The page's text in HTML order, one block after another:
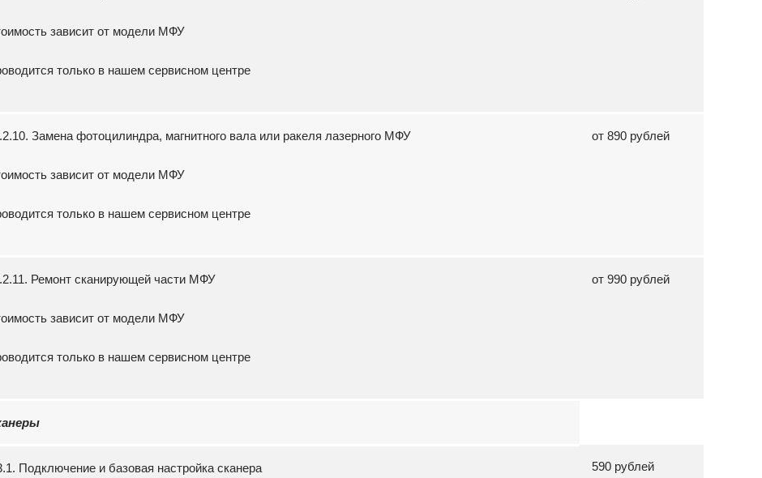
зависит от модели МФУ
только в нашем сервисном центре
Замена фотоцилиндра, магнитного вала или ракеля лазерного МФУ
зависит от модели МФУ
только в нашем сервисном центре
от 890 рублей
Ремонт сканирующей части МФУ
зависит от модели МФУ
только в нашем сервисном центре
от 990 рублей
Подключение и базовая настройка сканера 590 рублей